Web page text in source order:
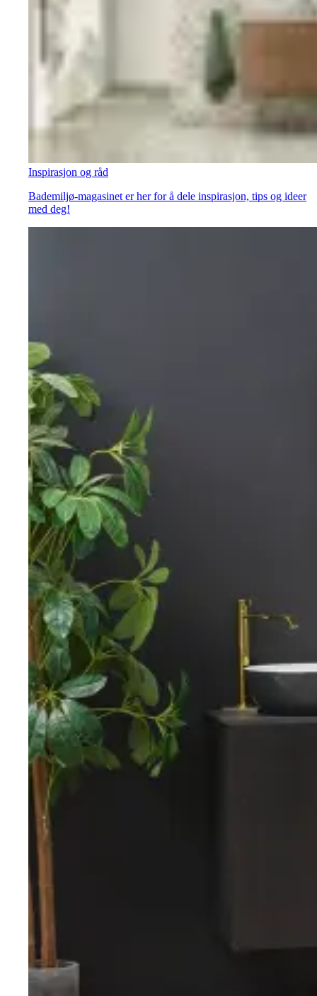
Inspirasjon og råd
Bademiljø-magasinet er her for å dele inspirasjon, tips og ideer
med deg!